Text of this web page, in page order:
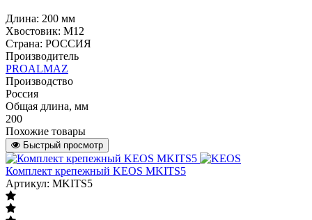
Длина: 200 мм
Хвостовик: M12
Страна: РОССИЯ
Производитель
PROALMAZ
Производство
Россия
Общая длина, мм
200
Похожие товары
Быстрый просмотр
Комплект крепежный KEOS MKITS5
Артикул: MKITS5